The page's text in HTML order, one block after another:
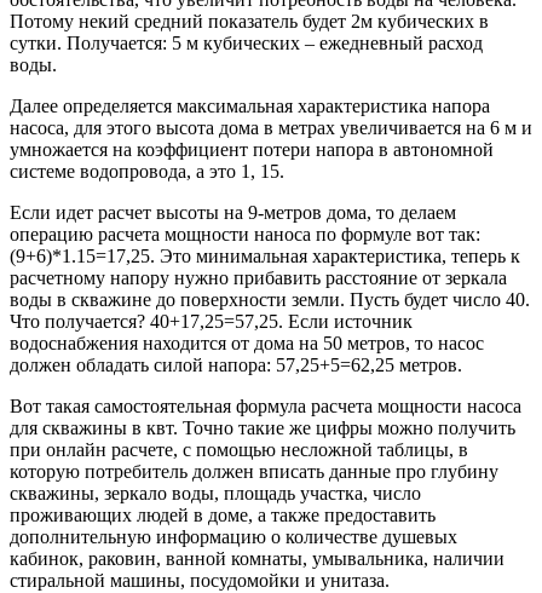
Потому некий средний показатель будет 2м кубических в
сутки. Получается: 5 м кубических – ежедневный расход
воды.
Далее определяется максимальная характеристика напора
насоса, для этого высота дома в метрах увеличивается на 6 м и
умножается на коэффициент потери напора в автономной
системе водопровода, а это 1, 15.
Если идет расчет высоты на 9-метров дома, то делаем
операцию расчета мощности наноса по формуле вот так:
(9+6)*1.15=17,25. Это минимальная характеристика, теперь к
расчетному напору нужно прибавить расстояние от зеркала
воды в скважине до поверхности земли. Пусть будет число 40.
Что получается? 40+17,25=57,25. Если источник
водоснабжения находится от дома на 50 метров, то насос
должен обладать силой напора: 57,25+5=62,25 метров.
Вот такая самостоятельная формула расчета мощности насоса
для скважины в квт. Точно такие же цифры можно получить
при онлайн расчете, с помощью несложной таблицы, в
которую потребитель должен вписать данные про глубину
скважины, зеркало воды, площадь участка, число
проживающих людей в доме, а также предоставить
дополнительную информацию о количестве душевых
кабинок, раковин, ванной комнаты, умывальника, наличии
стиральной машины, посудомойки и унитаза.